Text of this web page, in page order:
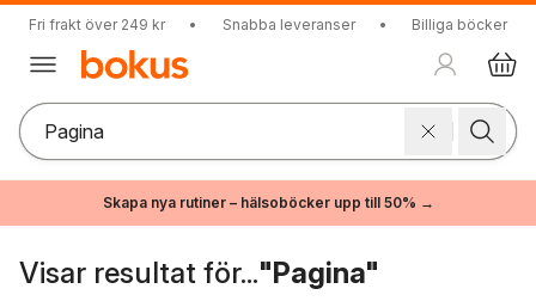
Fri frakt över 249 kr • Snabba leveranser • Billiga böcker
Skapa nya rutiner – hälsoböcker upp till 50% →
Visar resultat för..."Pagina"